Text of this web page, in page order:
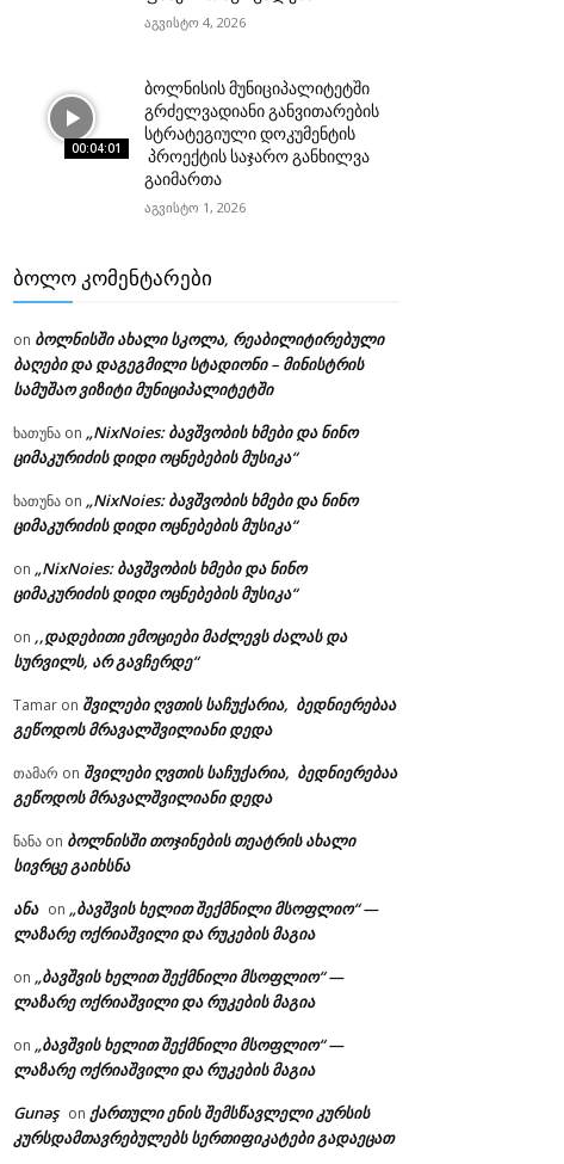
აგვისტო 4, 2026
00:04:01
ბოლნისის მუნიციპალიტეტში
გრძელვადიანი განვითარების
სტრატეგიული დოკუმენტის
პროექტის საჯარო განხილვა
გაიმართა
აგვისტო 1, 2026
ᲑᲝᲚᲝ ᲙᲝᲛᲔᲜᲢᲐᲠᲔᲑᲘ
on ბოლნისში ახალი სკოლა, რეაბილიტირებული
ბაღები და დაგეგმილი სტადიონი – მინისტრის
სამუშაო ვიზიტი მუნიციპალიტეტში
ხათუნა on „NixNoies: ბავშვობის ხმები და ნინო
ციმაკურიძის დიდი ოცნებების მუსიკა“
ხათუნა on „NixNoies: ბავშვობის ხმები და ნინო
ციმაკურიძის დიდი ოცნებების მუსიკა“
on „NixNoies: ბავშვობის ხმები და ნინო
ციმაკურიძის დიდი ოცნებების მუსიკა“
on ,,დადებითი ემოციები მაძლევს ძალას და
სურვილს, არ გავჩერდე“
Tamar on შვილები ღვთის საჩუქარია, ბედნიერებაა
გეწოდოს მრავალშვილიანი დედა
თამარ on შვილები ღვთის საჩუქარია, ბედნიერებაა
გეწოდოს მრავალშვილიანი დედა
ნანა on ბოლნისში თოჯინების თეატრის ახალი
სივრცე გაიხსნა
ანა on „ბავშვის ხელით შექმნილი მსოფლიო“ —
ლაზარე ოქრიაშვილი და რუკების მაგია
on „ბავშვის ხელით შექმნილი მსოფლიო“ —
ლაზარე ოქრიაშვილი და რუკების მაგია
on „ბავშვის ხელით შექმნილი მსოფლიო“ —
ლაზარე ოქრიაშვილი და რუკების მაგია
Gunəş on ქართული ენის შემსწავლელი კურსის
კურსდამთავრებულებს სერთიფიკატები გადაეცათ